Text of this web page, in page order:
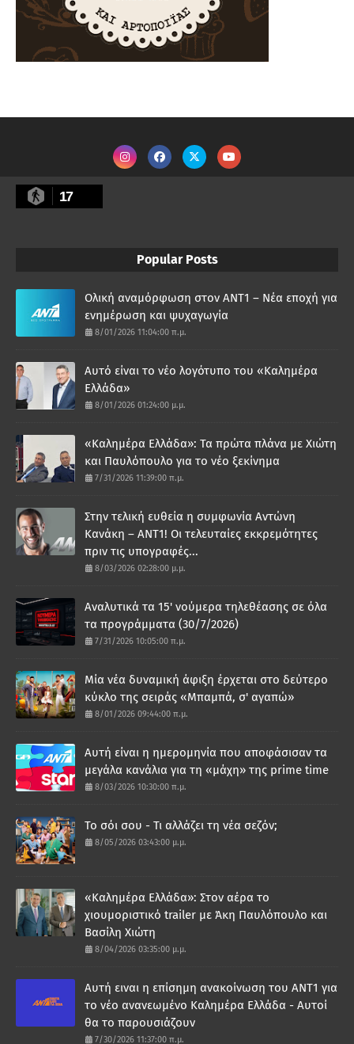
17
Popular Posts
Ολική αναμόρφωση στον ΑΝΤ1 – Νέα εποχή για
ενημέρωση και ψυχαγωγία
8/01/2026 11:04:00 π.μ.
Αυτό είναι το νέο λογότυπο του «Καλημέρα
Ελλάδα»
8/01/2026 01:24:00 μ.μ.
«Καλημέρα Ελλάδα»: Τα πρώτα πλάνα με Χιώτη
και Παυλόπουλο για το νέο ξεκίνημα
7/31/2026 11:39:00 π.μ.
Στην τελική ευθεία η συμφωνία Αντώνη
Κανάκη – ΑΝΤ1! Οι τελευταίες εκκρεμότητες
πριν τις υπογραφές...
8/03/2026 02:28:00 μ.μ.
Αναλυτικά τα 15' νούμερα τηλεθέασης σε όλα
τα προγράμματα (30/7/2026)
7/31/2026 10:05:00 π.μ.
Μία νέα δυναμική άφιξη έρχεται στο δεύτερο
κύκλο της σειράς «Μπαμπά, σ' αγαπώ»
8/01/2026 09:44:00 π.μ.
Αυτή είναι η ημερομηνία που αποφάσισαν τα
μεγάλα κανάλια για τη «μάχη» της prime time
8/03/2026 10:30:00 π.μ.
Το σόι σου - Τι αλλάζει τη νέα σεζόν;
8/05/2026 03:43:00 μ.μ.
«Καλημέρα Ελλάδα»: Στον αέρα το
χιουμοριστικό trailer με Άκη Παυλόπουλο και
Βασίλη Χιώτη
8/04/2026 03:35:00 μ.μ.
Αυτή ειναι η επίσημη ανακοίνωση του ΑΝΤ1 για
το νέο ανανεωμένο Καλημέρα Ελλάδα - Αυτοί
θα το παρουσιάζουν
7/30/2026 11:37:00 π.μ.